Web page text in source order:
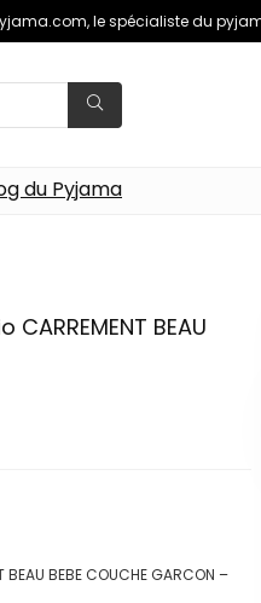
le spécialiste du
du Pyjama
BEAU
BEBE COUCHE GARCON –